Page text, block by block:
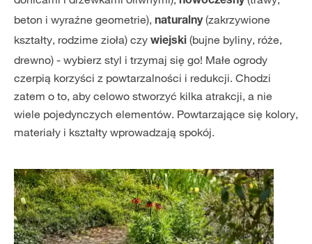
beton i wyraźne geometrie), naturalny(zakrzywione
kształty, rodzime zioła) czy wiejski (bujne byliny, róże,
drewno) - wybierz styl i trzymaj się go! Małe ogrody
czerpią korzyści z powtarzalności i redukcji. Chodzi
zatem o to, aby celowo stworzyć kilka atrakcji, a nie
wiele pojedynczych elementów. Powtarzające się kolory,
materiały i kształty wprowadzają spokój.